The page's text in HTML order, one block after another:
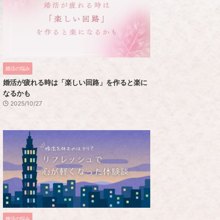
婚活の悩み
婚活が疲れる時は「楽しい回路」を作ると楽に
なるかも
2025/10/27
婚活の悩み